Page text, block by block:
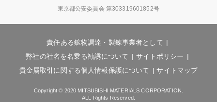
東京都公安委員会 第303319601852号
責任ある鉱物調達・製錬事業者として
弊社の社名を名乗る勧誘について
サイトポリシー
貴金属取引に関する個人情報保護について
サイトマップ
Copyright © 2020 MITSUBISHI MATERIALS CORPORATION.
ALL Rights Reserved.